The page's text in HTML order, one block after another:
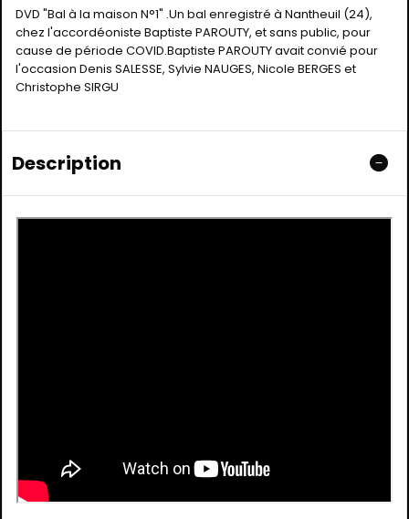
DVD "Bal à la maison N°1" .Un bal enregistré à Nantheuil (24),
chez l'accordéoniste Baptiste PAROUTY, et sans public, pour
cause de période COVID.Baptiste PAROUTY avait convié pour
l'occasion Denis SALESSE, Sylvie NAUGES, Nicole BERGES et
Christophe SIRGU
Description